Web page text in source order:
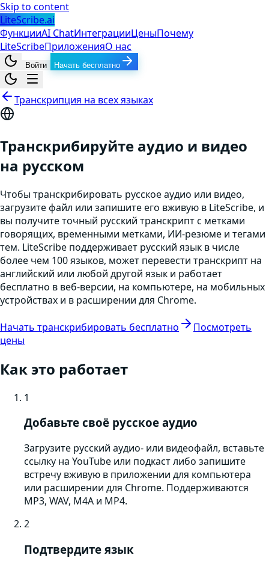
Skip to content
LiteScribe.ai
ФункцииAI ChatИнтеграцииЦеныПочему
LiteScribeПриложенияО нас
Войти Начать бесплатно
Транскрипция на всех языках
Транскрибируйте аудио и видео
на русском
Чтобы транскрибировать русское аудио или видео,
загрузите файл или запишите его вживую в LiteScribe, и
вы получите точный русский транскрипт с метками
говорящих, временными метками, ИИ-резюме и тегами
тем. LiteScribe поддерживает русский язык в числе
более чем 100 языков, может перевести транскрипт на
английский или любой другой язык и работает
бесплатно в веб-версии, на компьютере, на мобильных
устройствах и в расширении для Chrome.
Начать транскрибировать бесплатно
Посмотреть
цены
Как это работает
1
Добавьте своё русское аудио
Загрузите русский аудио- или видеофайл, вставьте
ссылку на YouTube или подкаст либо запишите
встречу вживую в приложении для компьютера
или расширении для Chrome. Поддерживаются
MP3, WAV, M4A и MP4.
2
Подтвердите язык